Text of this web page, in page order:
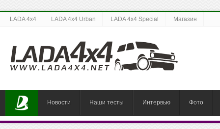
LADA 4x4 LADA 4x4 Urban LADA 4x4 Special Магазин
Новости Наши тесты Интервью Фото